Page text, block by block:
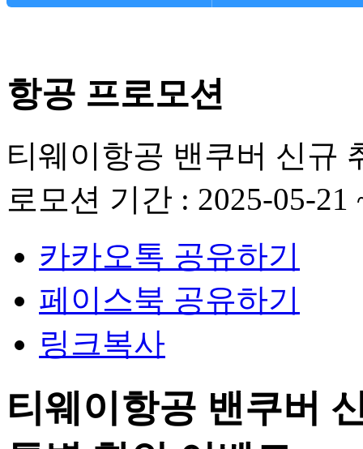
항공 프로모션
티웨이항공 밴쿠버 신규
로모션 기간 : 2025-05-21
카카오톡 공유하기
페이스북 공유하기
링크복사
티웨이항공 밴쿠버